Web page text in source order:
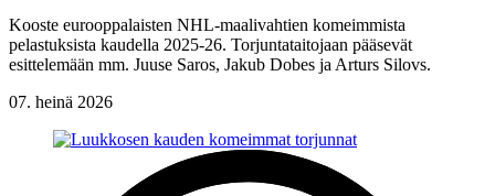
Kooste eurooppalaisten NHL-maalivahtien komeimmista
pelastuksista kaudella 2025-26. Torjuntataitojaan pääsevät
esittelemään mm. Juuse Saros, Jakub Dobes ja Arturs Silovs.
07. heinä 2026